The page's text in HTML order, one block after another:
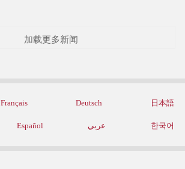
加载更多新闻
Français Deutsch 日本語
Español عربي 한국어